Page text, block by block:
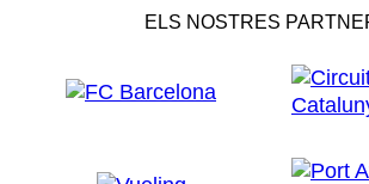
ELS NOSTRES